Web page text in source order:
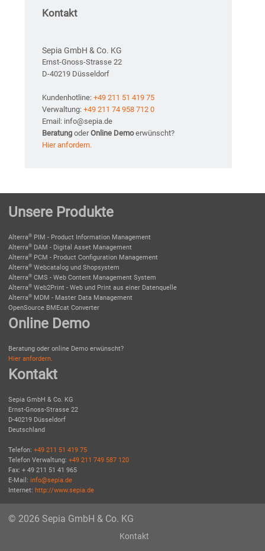
Kontakt
Sepia GmbH & Co. KG
Ernst-Gnoss-Strasse 22
D-40219 Düsseldorf
Kundenhotline: +49 211 51 419 75
Verwaltung: +49 211 74 958 712 0
Email: info@sepia.de
Beratung oderOnline Demoerwünscht?
Hier anfordern.
Unsere Produkte
Alterra® PIM - Product Information Management
Alterra® DAM - Digital Asset Management
Alterra® PCM - Product Configuration Management
Alterra® Webcatalog und Shopsystem
Alterra® CMS - Web Content Management System
Alterra® Web2Print - Web und Print aus einer Datenquelle
Alterra® MDM - Master Data Management
OpenSource BMEcat Converter
Online Demo
Beratung oder online Demo erwünscht?
Hier anfordern.
Kontakt
Sepia GmbH & Co. KG
Ernst-Gnoss-Strasse 22
D-40219 Düsseldorf
Deutschland
Telefon: +49 211 51 419 75
Telefon Verwaltung: +49 211 749 587 120
Fax: + 49 211 51 41 965
E-Mail: info@sepia.de
Internet: http://www.sepia.de
© 2026 Sepia GmbH & Co. KG
Kontakt